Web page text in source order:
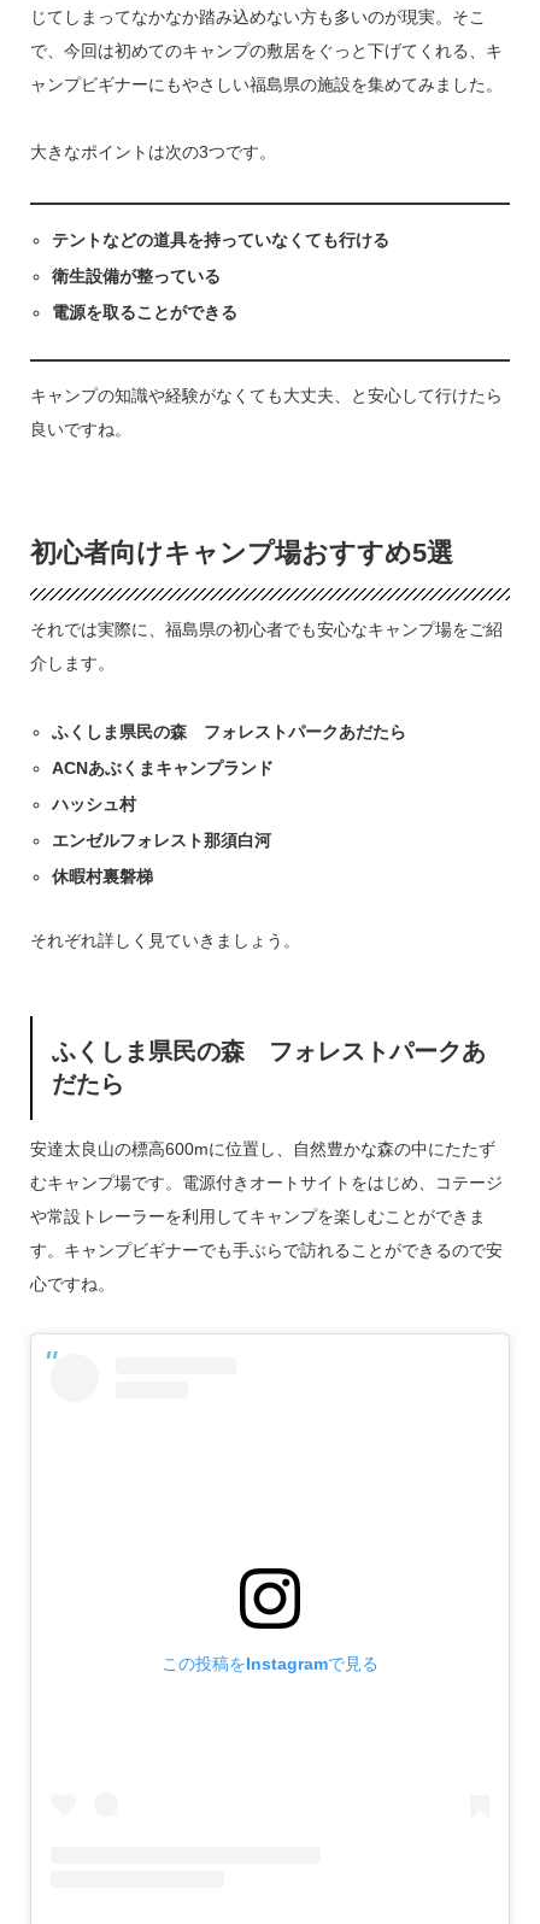
じてしまってなかなか踏み込めない方も多いのが現実。そこ
で、今回は初めてのキャンプの敷居をぐっと下げてくれる、キ
ャンプビギナーにもやさしい福島県の施設を集めてみました。
大きなポイントは次の3つです。
テントなどの道具を持っていなくても行ける
衛生設備が整っている
電源を取ることができる
キャンプの知識や経験がなくても大丈夫、と安心して行けたら
良いですね。
初心者向けキャンプ場おすすめ5選
それでは実際に、福島県の初心者でも安心なキャンプ場をご紹
介します。
ふくしま県民の森 フォレストパークあだたら
ACNあぶくまキャンプランド
ハッシュ村
エンゼルフォレスト那須白河
休暇村裏磐梯
それぞれ詳しく見ていきましょう。
ふくしま県民の森 フォレストパークあ
だたら
安達太良山の標高600mに位置し、自然豊かな森の中にたたず
むキャンプ場です。電源付きオートサイトをはじめ、コテージ
や常設トレーラーを利用してキャンプを楽しむことができま
す。キャンプビギナーでも手ぶらで訪れることができるので安
心ですね。
この投稿をInstagramで見る